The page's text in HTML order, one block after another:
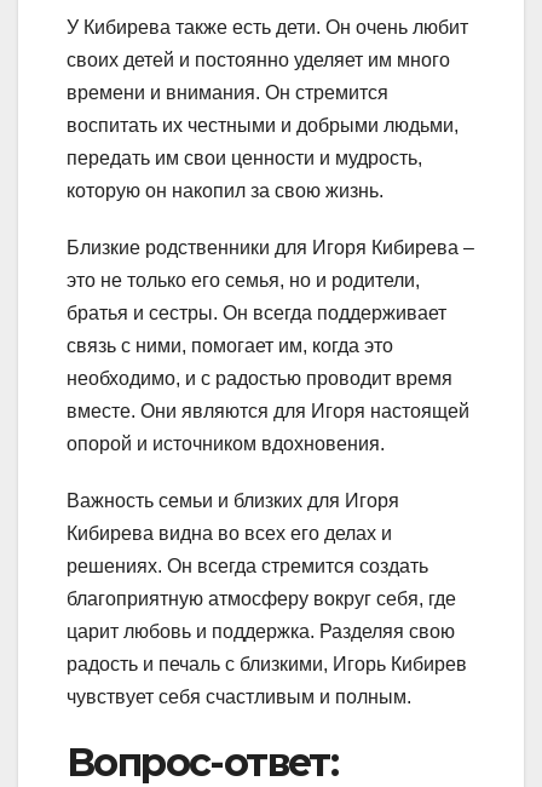
У Кибирева также есть дети. Он очень любит
своих детей и постоянно уделяет им много
времени и внимания. Он стремится
воспитать их честными и добрыми людьми,
передать им свои ценности и мудрость,
которую он накопил за свою жизнь.
Близкие родственники для Игоря Кибирева –
это не только его семья, но и родители,
братья и сестры. Он всегда поддерживает
связь с ними, помогает им, когда это
необходимо, и с радостью проводит время
вместе. Они являются для Игоря настоящей
опорой и источником вдохновения.
Важность семьи и близких для Игоря
Кибирева видна во всех его делах и
решениях. Он всегда стремится создать
благоприятную атмосферу вокруг себя, где
царит любовь и поддержка. Разделяя свою
радость и печаль с близкими, Игорь Кибирев
чувствует себя счастливым и полным.
Вопрос-ответ: